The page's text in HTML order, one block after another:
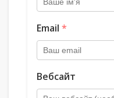
Email *
Вебсайт